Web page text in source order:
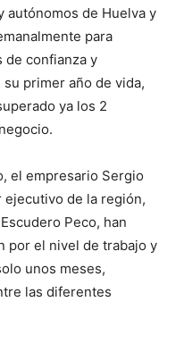
autónomos de Huelva y
para
de confianza y
primer año de vida,
ya los 2
el empresario Sergio
de la región,
Peco, han
por el nivel de trabajo y
unos meses,
las diferentes